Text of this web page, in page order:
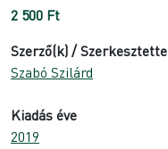
2 500 Ft
Szerző(k) / Szerkesztette
Szabó Szilárd
Kiadás éve
2019